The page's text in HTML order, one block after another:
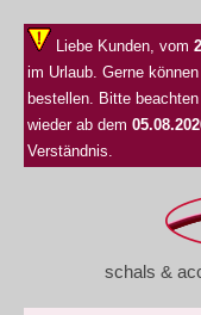
Liebe Kunden, vom
im Urlaub. Gerne
bestellen. Bitte
wieder ab dem
Verständnis.
schals &